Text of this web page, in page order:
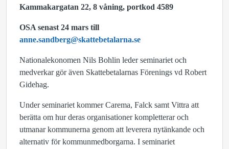
Kammakargatan 22, 8 våning, portkod 4589
OSA senast 24 mars till
anne.sandberg@skattebetalarna.se
Nationalekonomen Nils Bohlin leder seminariet och
medverkar gör även Skattebetalarnas Förenings vd Robert
Gidehag.
Under seminariet kommer Carema, Falck samt Vittra att
berätta om hur deras organisationer kompletterar och
utmanar kommunerna genom att leverera nytänkande och
alternativ för kommunmedborgarna. I seminariet